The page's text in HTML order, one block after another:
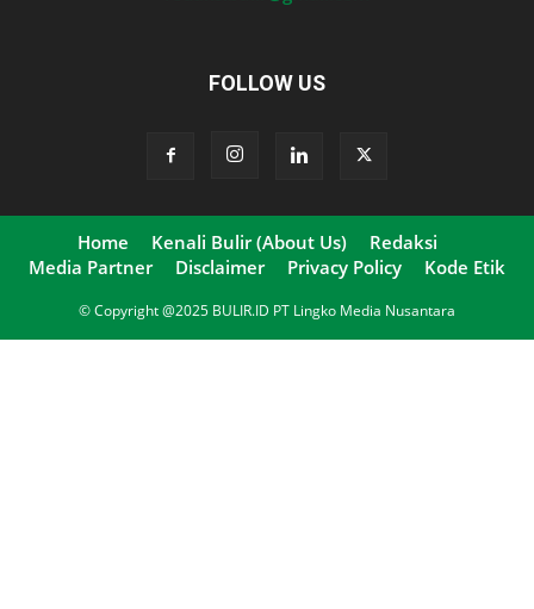
FOLLOW US
Home Kenali Bulir (About Us)
Redaksi
Media Partner
Disclaimer Privacy Policy Kode Etik
© Copyright @2025 BULIR.ID PT Lingko Media Nusantara